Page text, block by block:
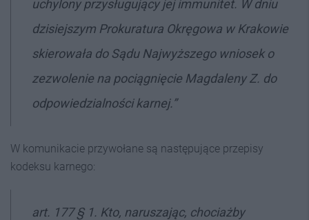
uchylony przysługujący jej immunitet. W dniu
dzisiejszym Prokuratura Okręgowa w Krakowie
skierowała do Sądu Najwyższego wniosek o
zezwolenie na pociągnięcie Magdaleny Z. do
odpowiedzialności karnej.”
W komunikacie przywołane są następujące przepisy
kodeksu karnego:
art. 177 § 1. Kto, naruszając, chociażby